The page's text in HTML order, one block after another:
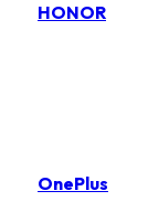
HONOR
OnePlus